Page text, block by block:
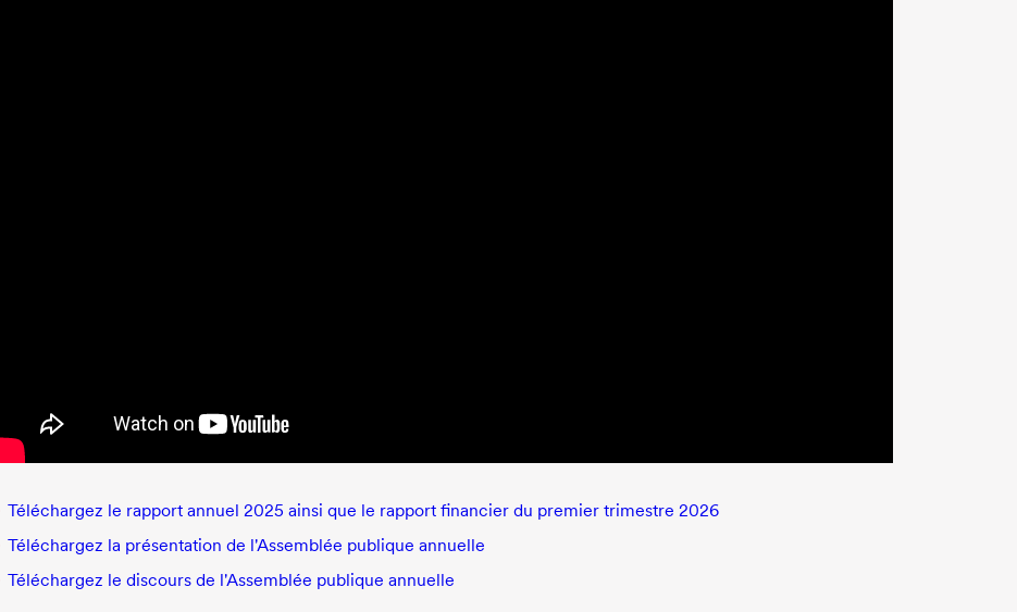
Téléchargez le rapport annuel 2025 ainsi que le rapport financier du premier trimestre 2026
Téléchargez la présentation de l'Assemblée publique annuelle
Téléchargez le discours de l'Assemblée publique annuelle